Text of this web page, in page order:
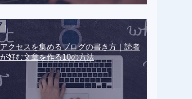
アクセスを集めるブログの書き方｜読者
が好む文章を作る10の方法